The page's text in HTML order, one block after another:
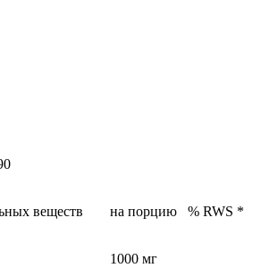
веществ на порцию % RWS *
1000 мг